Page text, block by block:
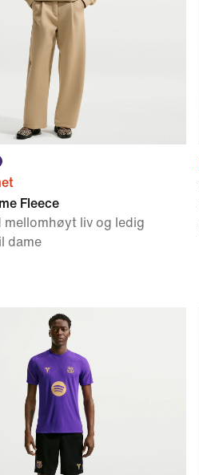
Fleece
mellomhøyt liv og ledig
dame